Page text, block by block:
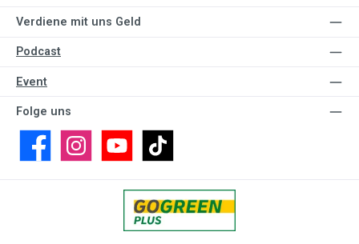
Verdiene mit uns Geld
Podcast
Event
Folge uns
FacebookInstagramYouTubeTikTok